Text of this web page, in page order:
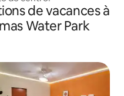
de vacances à
Water Park
appréciés